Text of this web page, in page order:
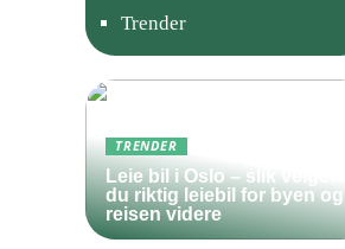
Trender
TRENDER
Leie bil i Oslo – slik velger
du riktig leiebil for byen og
reisen videre